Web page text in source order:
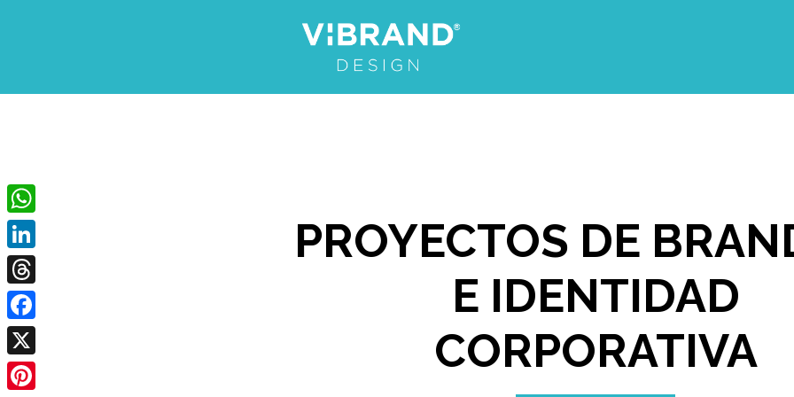
PROYECTOS DE
E IDENTIDAD
CORPORATIVA
WhatsApp
LinkedIn
Threads
Facebook
X